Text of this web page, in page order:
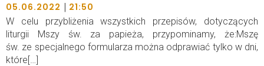
05.06.2022 | 21:50
W celu przybliżenia wszystkich przepisów, dotyczących
liturgii Mszy św. za papieża, przypominamy, że:Mszę
św. ze specjalnego formularza można odprawiać tylko w dni,
które[…]